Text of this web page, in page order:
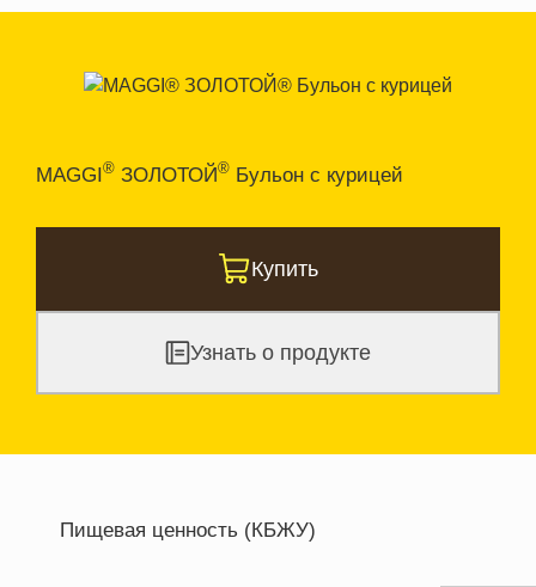
MAGGI® ЗОЛОТОЙ® Бульон с курицей
Купить
Узнать о продукте
Пищевая ценность (КБЖУ)